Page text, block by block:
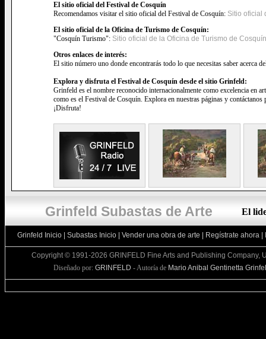
El sitio oficial del Festival de Cosquín
Recomendamos visitar el sitio oficial del Festival de Cosquín: Sitio oficial
El sitio oficial de la Oficina de Turismo de Cosquín:
"Cosquín Turismo": Sitio oficial de la Oficina de Turismo de Cosquín
Otros enlaces de interés:
El sitio número uno donde encontrarás todo lo que necesitas saber acerca
Explora y disfruta el Festival de Cosquín desde el sitio Grinfeld:
Grinfeld es el nombre reconocido internacionalmente como excelencia en
como es el Festival de Cosquín. Explora en nuestras páginas y
¡Disfruta!
Grinfeld Subastas de Arte El
Grinfeld Inicio| Subastas Inicio| Vender una obra de arte Regístrate ahora|
Copyright © 1991-2026 GRINFELD Fine Arts and Publishing Company,
Diseñado por: GRINFELD - Autoría de Mario Anibal Gentinetta